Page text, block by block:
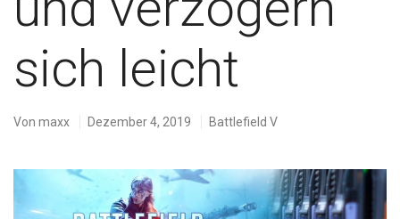
sich leicht
Von maxx Dezember 4, 2019 Battlefield V